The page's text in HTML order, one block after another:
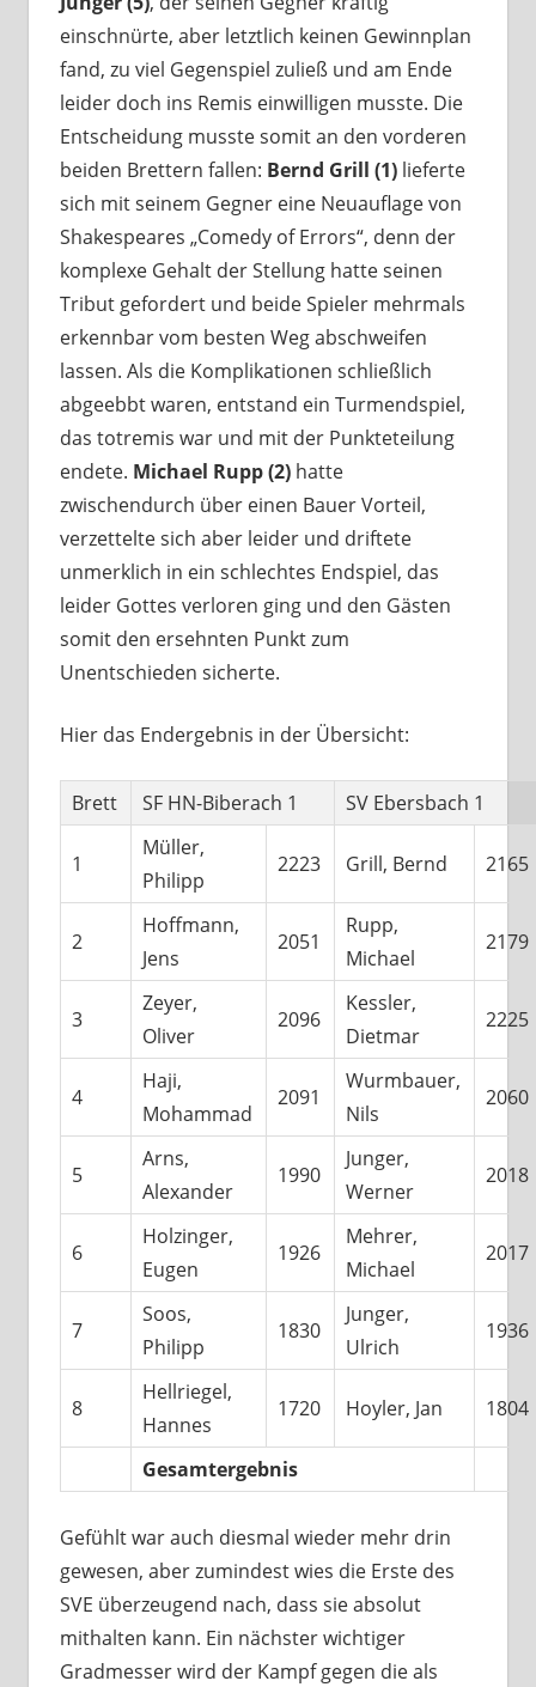
einschnürte, aber letztlich keinen Gewinnplan
fand, zu viel Gegenspiel zuließ und am Ende
leider doch ins Remis einwilligen musste. Die
Entscheidung musste somit an den vorderen
beiden Brettern fallen: Bernd Grill (1) lieferte
sich mit seinem Gegner eine Neuauflage von
Shakespeares „Comedy of Errors“, denn der
komplexe Gehalt der Stellung hatte seinen
Tribut gefordert und beide Spieler mehrmals
erkennbar vom besten Weg abschweifen
lassen. Als die Komplikationen schließlich
abgeebbt waren, entstand ein Turmendspiel,
das totremis war und mit der Punkteteilung
endete. Michael Rupp (2) hatte
zwischendurch über einen Bauer Vorteil,
verzettelte sich aber leider und driftete
unmerklich in ein schlechtes Endspiel, das
leider Gottes verloren ging und den Gästen
somit den ersehnten Punkt zum
Unentschieden sicherte.
Hier das Endergebnis in der Übersicht:
Brett SF HN-Biberach 1 SV Ebersbach 1
1
Müller,
Philipp
2223 Grill, Bernd 2165
2
Hoffmann,
Jens
2051
Rupp,
Michael
2179
3
Zeyer,
Oliver
2096
Kessler,
Dietmar
2225
4
Haji,
Mohammad
2091
Wurmbauer,
Nils
2060
5
Arns,
Alexander
1990
Junger,
Werner
2018
6
Holzinger,
Eugen
1926
Mehrer,
Michael
2017
7
Soos,
Philipp
1830
Junger,
Ulrich
1936
8
Hellriegel,
Hannes
1720 Hoyler, Jan 1804
Gesamtergebnis
Gefühlt war auch diesmal wieder mehr drin
gewesen, aber zumindest wies die Erste des
SVE überzeugend nach, dass sie absolut
mithalten kann. Ein nächster wichtiger
Gradmesser wird der Kampf gegen die als